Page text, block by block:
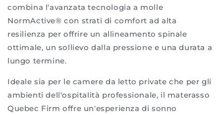
combina l'avanzata tecnologia a molle
NormActive® con strati di comfort ad alta
resilienza per offrire un allineamento spinale
ottimale, un sollievo dalla pressione e una durata a
lungo termine.
Ideale sia per le camere da letto private che per gli
ambienti dell'ospitalità professionale, il materasso
Quebec Firm offre un'esperienza di sonno